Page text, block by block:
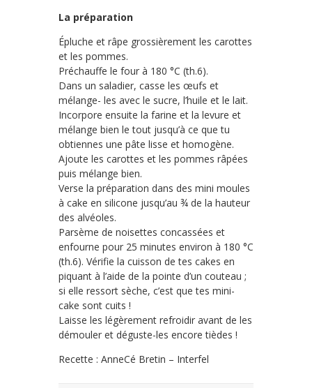
La préparation
Épluche et râpe grossièrement les carottes
et les pommes.
Préchauffe le four à 180 °C (th.6).
Dans un saladier, casse les œufs et
mélange- les avec le sucre, l’huile et le lait.
Incorpore ensuite la farine et la levure et
mélange bien le tout jusqu’à ce que tu
obtiennes une pâte lisse et homogène.
Ajoute les carottes et les pommes râpées
puis mélange bien.
Verse la préparation dans des mini moules
à cake en silicone jusqu’au ¾ de la hauteur
des alvéoles.
Parsème de noisettes concassées et
enfourne pour 25 minutes environ à 180 °C
(th.6). Vérifie la cuisson de tes cakes en
piquant à l’aide de la pointe d’un couteau ;
si elle ressort sèche, c’est que tes mini-
cake sont cuits !
Laisse les légèrement refroidir avant de les
démouler et déguste-les encore tièdes !
Recette : AnneCé Bretin – Interfel